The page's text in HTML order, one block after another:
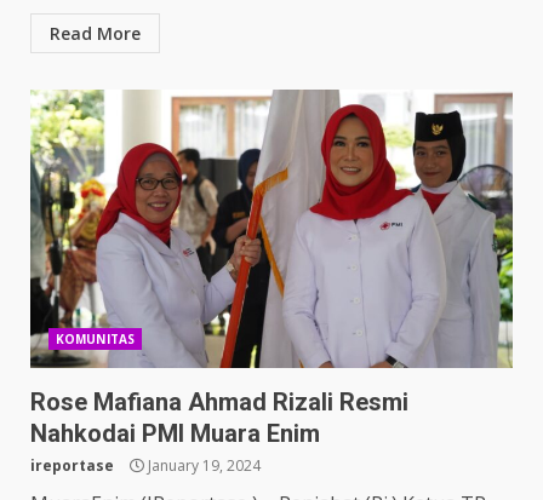
Read More
KOMUNITAS
Rose Mafiana Ahmad Rizali Resmi
Nahkodai PMI Muara Enim
ireportase January 19, 2024